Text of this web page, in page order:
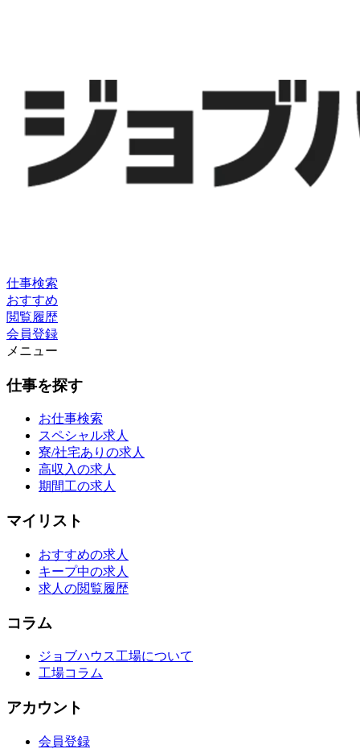
仕事検索
おすすめ
閲覧履歴
会員登録
メニュー
仕事を探す
お仕事検索
スペシャル求人
寮/社宅ありの求人
高収入の求人
期間工の求人
マイリスト
おすすめの求人
キープ中の求人
求人の閲覧履歴
コラム
ジョブハウス工場について
工場コラム
アカウント
会員登録